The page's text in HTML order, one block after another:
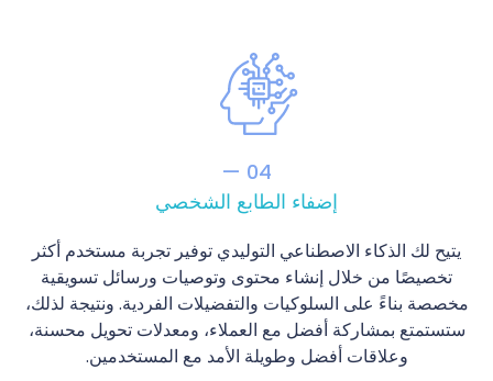
04 —
إضفاء الطابع الشخصي
يتيح لك الذكاء الاصطناعي التوليدي توفير تجربة مستخدم أكثر
تخصيصًا من خلال إنشاء محتوى وتوصيات ورسائل تسويقية
مخصصة بناءً على السلوكيات والتفضيلات الفردية. ونتيجة لذلك،
ستستمتع بمشاركة أفضل مع العملاء، ومعدلات تحويل محسنة،
وعلاقات أفضل وطويلة الأمد مع المستخدمين.